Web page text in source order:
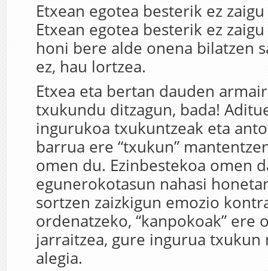
Etxean egotea besterik ez
Etxean egotea besterik ez
honi bere alde onena bilatzen
ez, hau lortzea.
Etxea eta bertan dauden
txukundu ditzagun, bada!
ingurukoa txukuntzeak eta
barrua ere “txukun”
omen du. Ezinbestekoa omen
egunerokotasun nahasi
sortzen zaizkigun emozio
ordenatzeko, “kanpokoak” ere
jarraitzea, gure ingurua txukun
alegia.